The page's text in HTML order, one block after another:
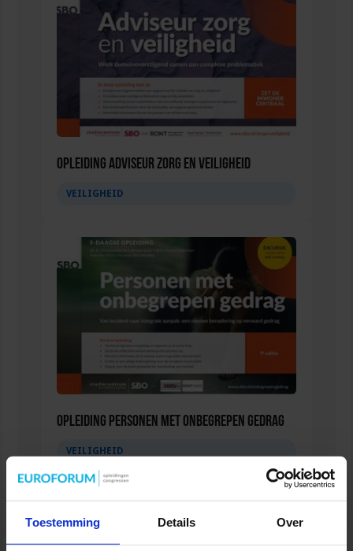
Toestemming Details Over
Opleiding Adviseur zorg en veiligheid
VEILIGHEID
Opleiding Personen met onbegrepen gedrag
VEILIGHEID